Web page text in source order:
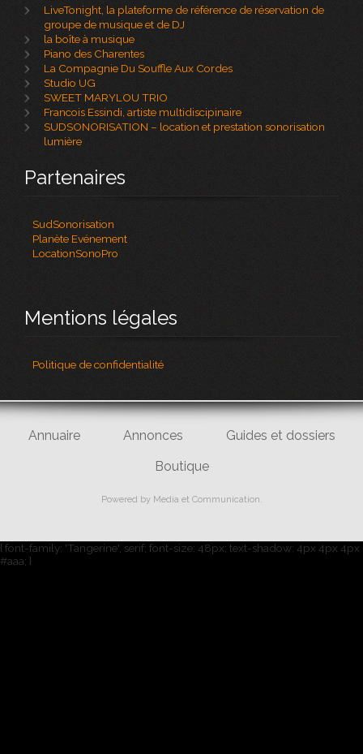
LiveTonight, la plateforme de référence de réservation de
groupe de musique et de DJ
la boîte à musique
Piano des Charentes
La Compagnie Du Souffle Aux Cordes
Studio UG
SWEET MARYLOU TRIO
Francois Essindi, artiste multidiscipinaire
SUDSONORISATION – location et prestation sonorisation
lumière
Partenaires
SudSonorisation
Planète Evénement
LocationSonoPro
Mentions légales
Politique de confidentialité
Annuaire Annonces
Guides et dossiers
Boutique
Powered by Media et Communication.
{ font-family: 'Tangerine', serif; font-size: 48px; text-shadow: 4px 4px 4px
#aaa; }